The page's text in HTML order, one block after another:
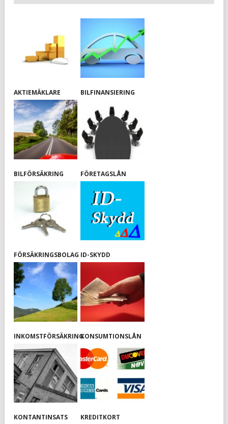
AKTIEMÄKLARE BILFINANSIERING
BILFÖRSÄKRING FÖRETAGSLÅN
FÖRSÄKRINGSBOLAG ID-SKYDD
INKOMSTFÖRSÄKRINGKONSUMTIONSLÅN
KONTANTINSATS KREDITKORT